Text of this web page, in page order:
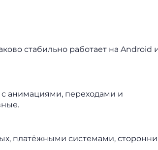
стабильно работает на Android
анимациями, переходами и
платёжными системами,